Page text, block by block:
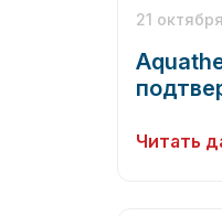
21
Читать